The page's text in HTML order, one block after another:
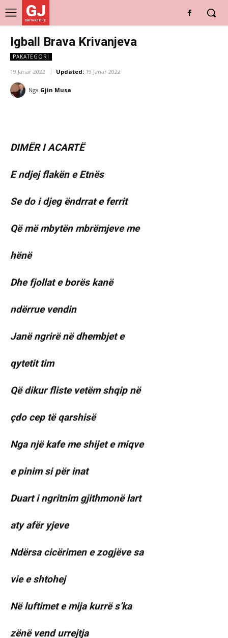
GJ
DRITARE E RE
Igball Brava Krivanjeva
PAKATEGORI
19 Janar 2022 Updated: 19 Janar 2022
Nga Gjin Musa
DIMËR I ACARTË
E ndjej flakën e Etnës
Se do i djeg ëndrrat e ferrit
Që më mbytën mbrëmjeve me
hënë
Dhe fjollat e borës kanë
ndërrue vendin
Janë ngrirë në dhembjet e
qytetit tim
Që dikur fliste vetëm shqip në
çdo cep të qarshisë
Nga një kafe me shijet e miqve
e pinim si për inat
Duart i ngritnim gjithmonë lart
aty afër yjeve
Ndërsa cicërimen e zogjëve sa
vie e shtohej
Në luftimet e mija kurrë s’ka
zënë vend urrejtja